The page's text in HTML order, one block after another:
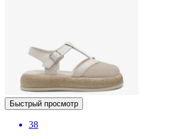
Быстрый просмотр
38